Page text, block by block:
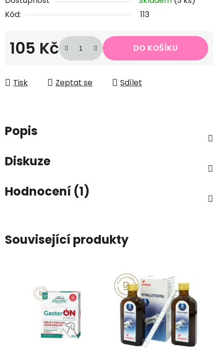
Kód:
113
105 Kč DO KOŠÍKU
Tisk Zeptat se Sdílet
Popis
Diskuze
Hodnocení (1)
Související produkty